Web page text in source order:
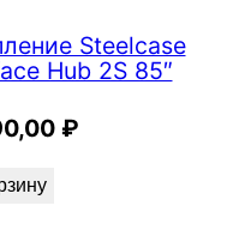
Steelcase
Hub 2S 85″
₽